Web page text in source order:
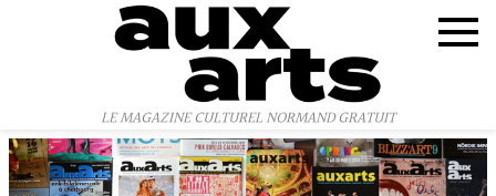
LE MAGAZINE CULTUREL NORMAND GRATUIT
Panneau de gestion des cookies